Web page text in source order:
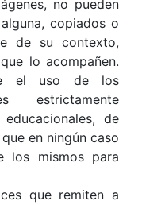
no pueden
copiados o
de su contexto,
lo acompañen.
el uso de los
estrictamente
de
en ningún caso
los mismos para
que remiten a